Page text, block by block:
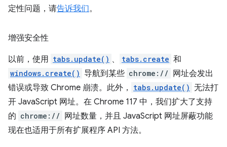
定性问题，请告诉我们。
增强安全性
以前，使用 tabs.update() 、 tabs.create 和
windows.create() 导航到某些 chrome://
网址会发出
错误或导致 Chrome 崩溃。此外，
tabs.update() 无法打
开 JavaScript 网址。在 Chrome 117 中，我们扩大了支持
的 chrome://
网址数量，并且 JavaScript 网址屏蔽功能
现在也适用于所有扩展程序 API 方法。